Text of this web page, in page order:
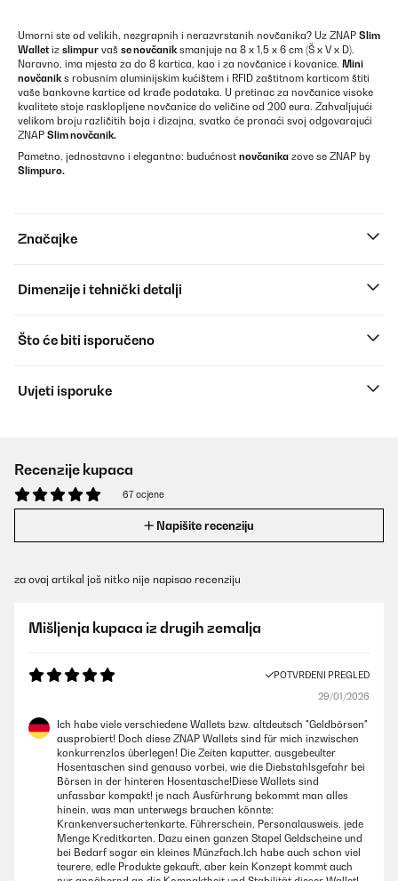
Umorni ste od velikih, nezgrapnih i nerazvrstanih novčanika? Uz ZNAP Slim
Walletiz slimpur vaš se novčaniksmanjuje na 8 x 1,5 x 6 cm (Š x V x D).
Naravno, ima mjesta za do 8 kartica, kao i za novčanice i kovanice. Mini
novčaniks robusnim aluminijskim kućištem i RFID zaštitnom karticom štiti
vaše bankovne kartice od krađe podataka. U pretinac za novčanice visoke
kvalitete stoje rasklopljene novčanice do veličine od 200 eura. Zahvaljujući
velikom broju različitih boja i dizajna, svatko će pronaći svoj odgovarajući
ZNAP Slim novčanik.
Pametno, jednostavno i elegantno: budućnost novčanika zove se ZNAP by
Slimpuro.
Značajke
Dimenzije i tehnički detalji
Što će biti isporučeno
Uvjeti isporuke
Recenzije kupaca
67 ocjene
Napišite recenziju
za ovaj artikal još nitko nije napisao recenziju
Mišljenja kupaca iz drugih zemalja
POTVRĐENI PREGLED
29/01/2026
Ich habe viele verschiedene Wallets bzw. altdeutsch "Geldbörsen"
ausprobiert! Doch diese ZNAP Wallets sind für mich inzwischen
konkurrenzlos überlegen! Die Zeiten kaputter, ausgebeulter
Hosentaschen sind genauso vorbei, wie die Diebstahlsgefahr bei
Börsen in der hinteren Hosentasche!Diese Wallets sind
unfassbar kompakt! je nach Ausfürhrung bekommt man alles
hinein, was man unterwegs brauchen könnte:
Krankenversuchertenkarte, Führerschein, Personalausweis, jede
Menge Kreditkarten. Dazu einen ganzen Stapel Geldscheine und
bei Bedarf sogar ein kleines Münzfach.Ich habe auch schon viel
teurere, edle Produkte gekauft, aber kein Konzept kommt auch